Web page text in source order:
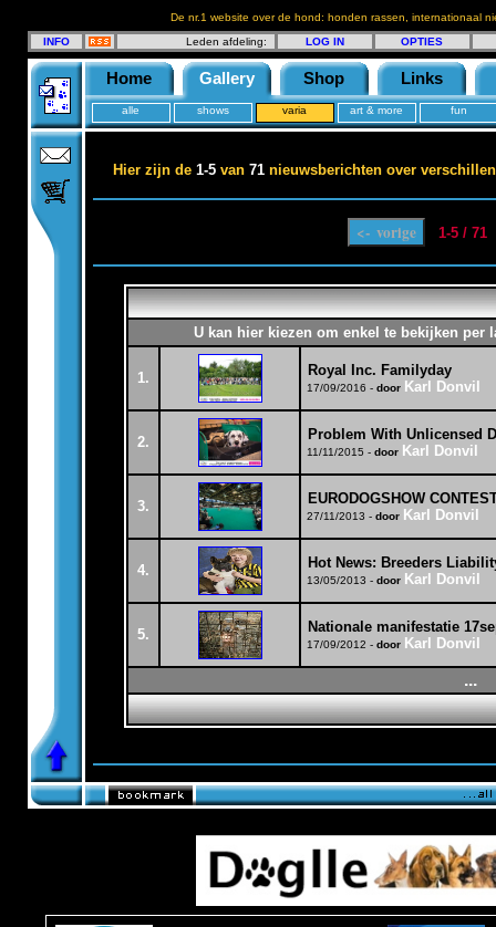
De nr.1 website over de hond: honden rassen, internationaal
INFO
Leden afdeling: LOG IN OPTIES
Home Gallery Shop Links
alle shows varia art & more fun
Hier zijn de 1-5van 71nieuwsberichten over
1-5 / 71
U kan hier kiezen om enkel te bekijken per
1. Royal Inc. Familyday
17/09/2016 - door Karl Donvil
2. Problem With Unlicensed
11/11/2015 - door Karl Donvil
3. EURODOGSHOW
27/11/2013 - door Karl Donvil
4. Hot News: Breeders
13/05/2013 - door Karl Donvil
5. Nationale manifestatie
17/09/2012 - door Karl Donvil
...